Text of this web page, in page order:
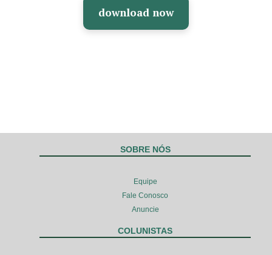
download now
SOBRE NÓS
Equipe
Fale Conosco
Anuncie
COLUNISTAS